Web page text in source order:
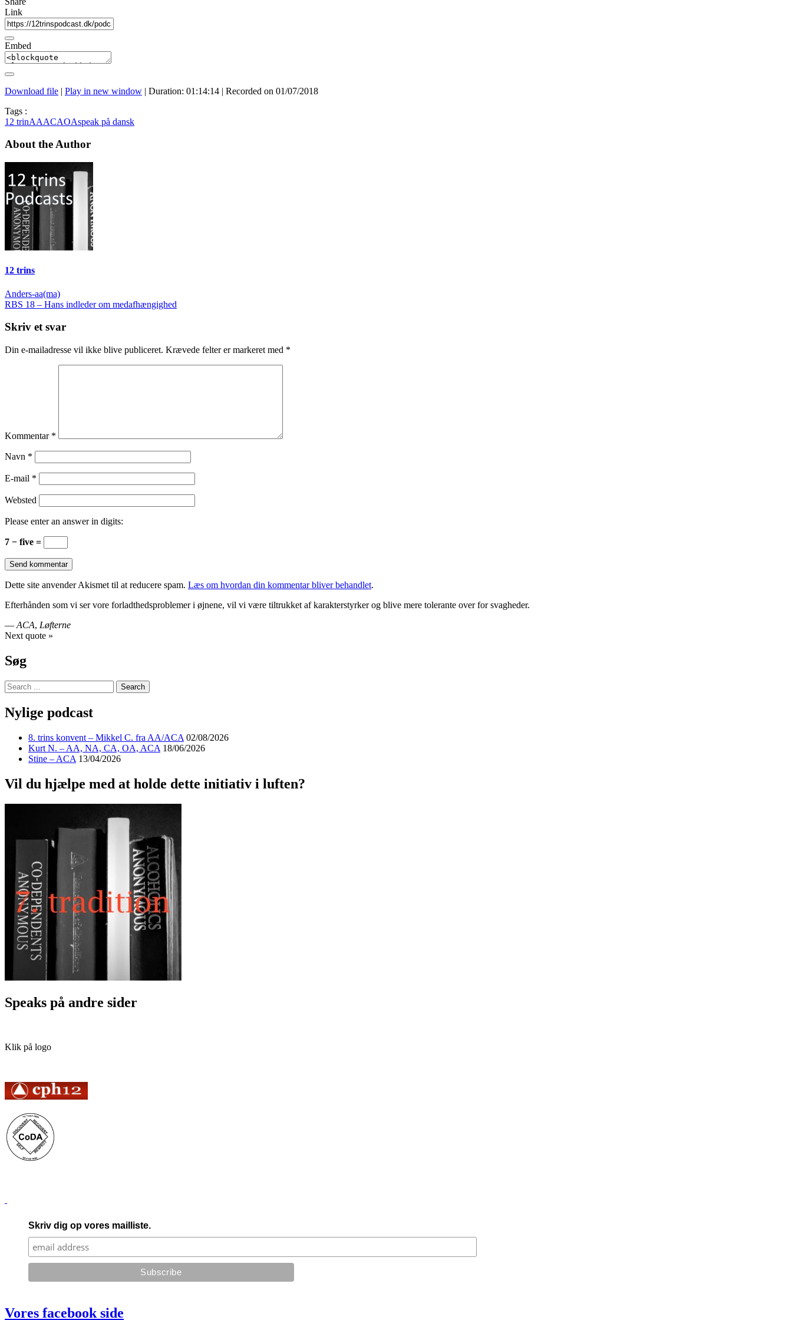
Link
Embed
Download file | Play in new window | Duration: 01:14:14 | Recorded on 01/07/2018
Tags :
12 trinAAACAOAspeak på dansk
About the Author
12 trins
Indlægsnavigation
Anders-aa(ma)
RBS 18 – Hans indleder om medafhængighed
Skriv et svar
Din e-mailadresse vil ikke blive publiceret. Krævede felter er markeret med *
Kommentar *
Navn *
E-mail *
Websted
Please enter an answer in digits:
7 − five =
Dette site anvender Akismet til at reducere spam. Læs om hvordan din kommentar bliver behandlet.
Efterhånden som vi ser vore forladthedsproblemer i øjnene, vil vi være tiltrukket af karakterstyrker og blive mere tolerante over for svagheder.
— ACA, Løfterne
Next quote »
Søg
Nylige podcast
8. trins konvent – Mikkel C. fra AA/ACA 02/08/2026
Kurt N. – AA, NA, CA, OA, ACA 18/06/2026
Stine – ACA 13/04/2026
Vil du hjælpe med at holde dette initiativ i luften?
Speaks på andre sider
Klik på logo
Skriv dig op vores mailliste.
Vores facebook side